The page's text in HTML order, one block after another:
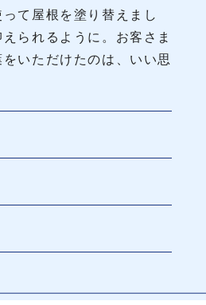
て屋根を塗り替えまし
られるように。お客さま
いただけたのは、いい思